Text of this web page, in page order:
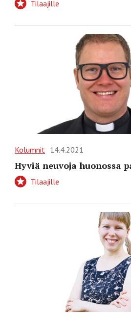
Tilaajille
Kolumnit 14.4.2021
Hyviä neuvoja huonossa
Tilaajille